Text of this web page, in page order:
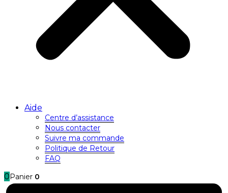
Aide
Centre d’assistance
Nous contacter
Suivre ma commande
Politique de Retour
FAQ
0 Panier 0